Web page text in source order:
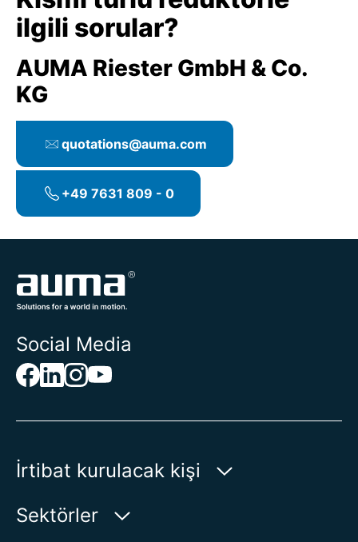
ilgili sorular?
AUMA Riester GmbH & Co.
KG
quotations@auma.com
+49 7631 809 - 0
Social Media
İrtibat kurulacak kişi
AUMA Riester
Sektörler